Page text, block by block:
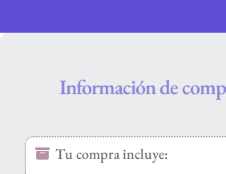
Información de
Tu compra incluye: